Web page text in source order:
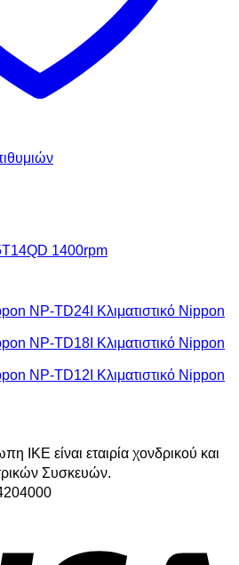
1400rpm
Κλιματιστικό Nippon
Κλιματιστικό Nippon
Κλιματιστικό Nippon
ΙΚΕ είναι εταιρία χονδρικού και
Συσκευών.